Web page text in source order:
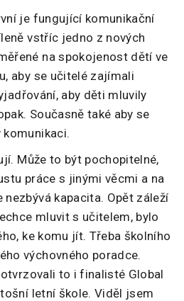
je fungující komunikační
vstříc jedno z nových
na spokojenost dětí ve
aby se učitelé zajímali
aby děti mluvily
Současně také aby se
Může to být pochopitelné,
práce s jinými věcmi a na
kapacita. Opět záleží
mluvit s učitelem, bylo
ke komu jít. Třeba školního
výchovného poradce.
to i finalisté Global
letní škole. Viděl jsem